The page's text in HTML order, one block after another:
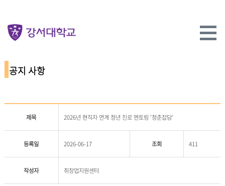
공지 사항
제목 2026년 현직자 연계 청년 진로 멘토링 '청춘잡담'
등록일 2026-06-17 조회 411
작성자 취창업지원센터